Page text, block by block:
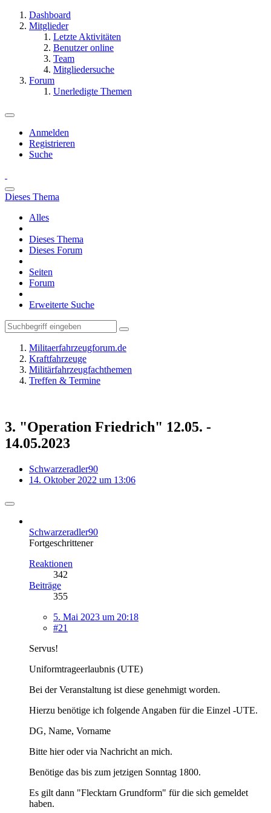
Dashboard
Mitglieder
Letzte Aktivitäten
Benutzer online
Team
Mitgliedersuche
Forum
Unerledigte Themen
Anmelden
Registrieren
Suche
Dieses Thema
Alles
Dieses Thema
Dieses Forum
Seiten
Forum
Erweiterte Suche
Militaerfahrzeugforum.de
Kraftfahrzeuge
Militärfahrzeugfachthemen
Treffen & Termine
3. "Operation Friedrich" 12.05. -
14.05.2023
Schwarzeradler90
14. Oktober 2022 um 13:06
Schwarzeradler90
Fortgeschrittener
Reaktionen
342
Beiträge
355
5. Mai 2023 um 20:18
#21
Servus!
Uniformtrageerlaubnis (UTE)
Bei der Veranstaltung ist diese genehmigt worden.
Hierzu benötige ich folgende Angaben für die Einzel -UTE.
DG, Name, Vorname
Bitte hier oder via Nachricht an mich.
Benötige das bis zum jetzigen Sonntag 1800.
Es gilt dann "Flecktarn Grundform" für die sich gemeldet
haben.